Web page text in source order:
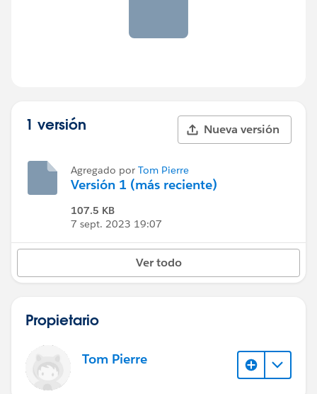
1 versión Nueva versión
Agregado por Tom Pierre
Versión 1 (más reciente)
107.5 KB
7 sept. 2023 19:07
Ver todo
Propietario
Tom Pierre